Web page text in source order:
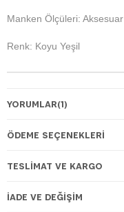
Manken Ölçüleri: Aksesuar
Renk: Koyu Yeşil
YORUMLAR(1)
ÖDEME SEÇENEKLERI
TESLIMAT VE KARGO
İADE VE DEĞIŞIM